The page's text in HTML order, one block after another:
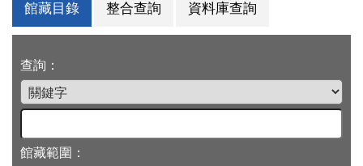
館藏目錄 整合查詢 資料庫查詢
查詢：
館藏範圍：